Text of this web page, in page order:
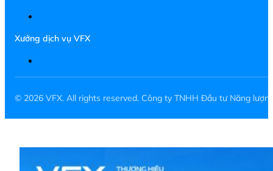
Xưởng dịch vụ VFX
© 2026 VFX. All rights reserved. Công ty TNHH Đầu tư Năng